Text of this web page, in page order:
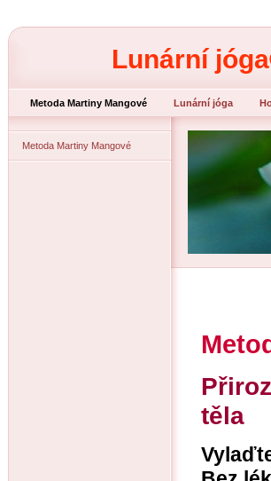
Lunární
Metoda Martiny Mangové Lunární jóga
Metoda Martiny Mangové
těla